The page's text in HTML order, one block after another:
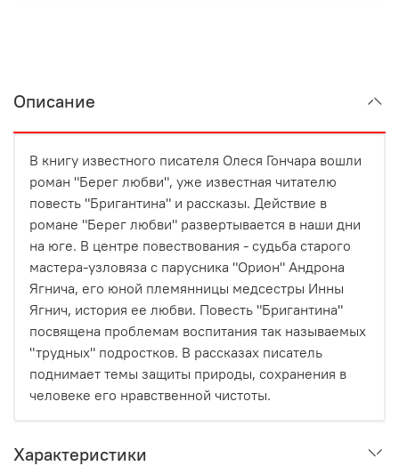
Описание
В книгу известного писателя Олеся Гончара вошли
роман "Берег любви", уже известная читателю
повесть "Бригантина" и рассказы. Действие в
романе "Берег любви" развертывается в наши дни
на юге. В центре повествования - судьба старого
мастера-узловяза с парусника "Орион" Андрона
Ягнича, его юной племянницы медсестры Инны
Ягнич, история ее любви. Повесть "Бригантина"
посвящена проблемам воспитания так называемых
"трудных" подростков. В рассказах писатель
поднимает темы защиты природы, сохранения в
человеке его нравственной чистоты.
Характеристики